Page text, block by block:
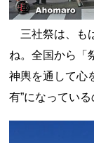
三社祭は、も
ね。全国から「
神輿を通して心
有”になっている